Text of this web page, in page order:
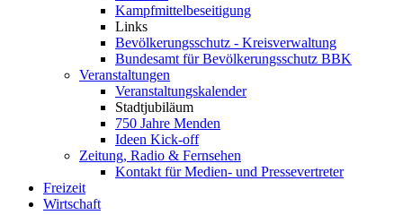
Kampfmittelbeseitigung
Links
Bevölkerungsschutz - Kreisverwaltung
Bundesamt für Bevölkerungsschutz BBK
Veranstaltungen
Veranstaltungskalender
Stadtjubiläum
750 Jahre Menden
Ideen Kick-off
Zeitung, Radio & Fernsehen
Kontakt für Medien- und Pressevertreter
Freizeit
Wirtschaft